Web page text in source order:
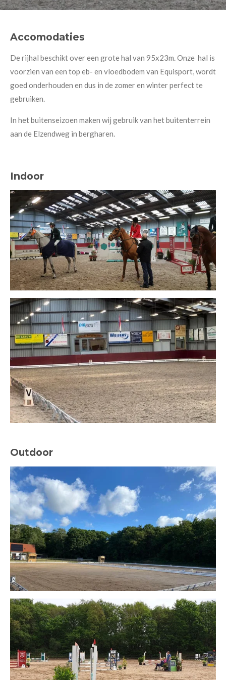
Accomodaties
De rijhal beschikt over een grote hal van 95x23m.Onze hal is
voorzien van een top eb- en vloedbodem van Equisport, wordt
goed onderhouden en dus in de zomer en winter perfect te
gebruiken.
In het buitenseizoen maken wij gebruik van het buitenterrein
aan de Elzendweg in bergharen.
Indoor
Outdoor